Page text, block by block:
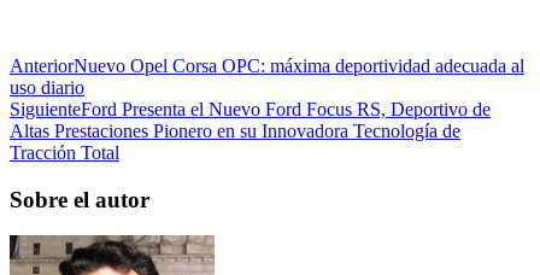
AnteriorNuevo Opel Corsa OPC: máxima deportividad adecuada al
uso diario
SiguienteFord Presenta el Nuevo Ford Focus RS, Deportivo de
Altas Prestaciones Pionero en su Innovadora Tecnología de
Tracción Total
Sobre el autor